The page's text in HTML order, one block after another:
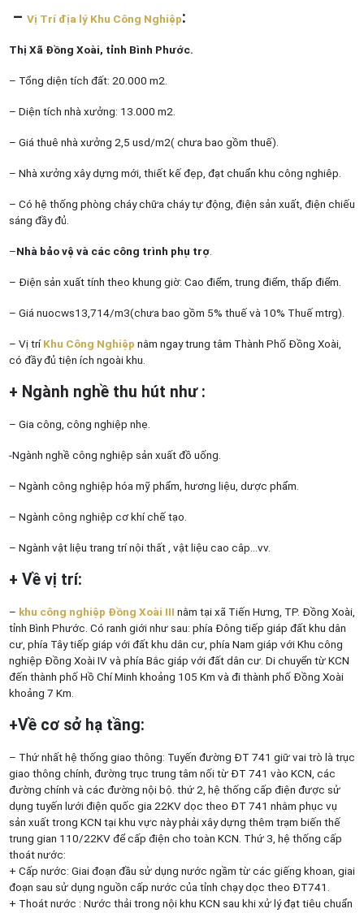
– Vị Trí địa lý Khu Công Nghiệp:
Thị Xã Đồng Xoài, tỉnh Bình Phước.
– Tổng diện tích đất: 20.000 m2.
– Diện tích nhà xưởng: 13.000 m2.
– Giá thuê nhà xưởng 2,5 usd/m2( chưa bao gồm thuế).
– Nhà xưởng xây dựng mới, thiết kế đẹp, đạt chuẩn khu công nghiêp.
– Có hệ thống phòng cháy chữa cháy tự động, điện sản xuất, điện chiếu
sáng đầy đủ.
–Nhà bảo vệ và các công trình phụ trợ.
– Điện sản xuất tính theo khung giờ: Cao điểm, trung điểm, thấp điểm.
– Giá nuocws13,714/m3(chưa bao gồm 5% thuế và 10% Thuế mtrg).
– Vị tríKhu Công Nghiệp nằm ngay trung tâm Thành Phố Đồng Xoài,
có đầy đủ tiện ích ngoài khu.
+ Ngành nghề thu hút như :
– Gia công, công nghiệp nhẹ.
-Ngành nghề công nghiệp sản xuất đồ uống.
– Ngành công nghiệp hóa mỹ phẩm, hương liệu, dược phẩm.
– Ngành công nghiệp cơ khí chế tạo.
– Ngành vật liệu trang trí nội thất , vật liệu cao câp…vv.
+ Về vị trí:
– khu công nghiệp Đồng Xoài III nằm tại xã Tiến Hưng, TP. Đồng Xoài,
tỉnh Bình Phước. Có ranh giới như sau: phía Đông tiếp giáp đất khu dân
cư, phía Tây tiếp giáp với đất khu dân cư, phía Nam giáp với Khu công
nghiệp Đồng Xoài IV và phía Bắc giáp với đất dân cư. Di chuyển từ KCN
đến thành phố Hồ Chí Minh khoảng 105 Km và đi thành phố Đồng Xoài
khoảng 7 Km.
+Về cơ sở hạ tầng:
– Thứ nhất hệ thống giao thông: Tuyến đường ĐT 741 giữ vai trò là trục
giao thông chính, đường trục trung tâm nối từ ĐT 741 vào KCN, các
đường chính và các đường nội bộ. thứ 2, hệ thống cấp điện được sử
dụng tuyến lưới điện quốc gia 22KV dọc theo ĐT 741 nhằm phục vụ
sản xuất trong KCN tại khu vực này phải xây dựng thêm trạm biến thế
trung gian 110/22KV để cấp điện cho toàn KCN. Thứ 3, hệ thống cấp
thoát nước:
+ Cấp nước: Giai đoạn đầu sử dụng nước ngầm từ các giếng khoan, giai
đoạn sau sử dụng nguồn cấp nước của tỉnh chạy dọc theo ĐT741.
+ Thoát nước : Nước thải trong nội khu KCN sau khi xử lý đạt tiêu chuẩn